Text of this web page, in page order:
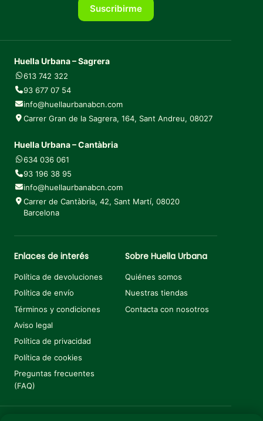
Suscribirme
Huella Urbana – Sagrera
613 742 322
93 677 07 54
info@huellaurbanabcn.com
Carrer Gran de la Sagrera, 164, Sant Andreu, 08027
Huella Urbana – Cantàbria
634 036 061
93 196 38 95
info@huellaurbanabcn.com
Carrer de Cantàbria, 42, Sant Martí, 08020
Barcelona
Enlaces de interés
Política de devoluciones
Política de envío
Términos y condiciones
Aviso legal
Política de privacidad
Política de cookies
Preguntas frecuentes
(FAQ)
Sobre Huella Urbana
Quiénes somos
Nuestras tiendas
Contacta con nosotros